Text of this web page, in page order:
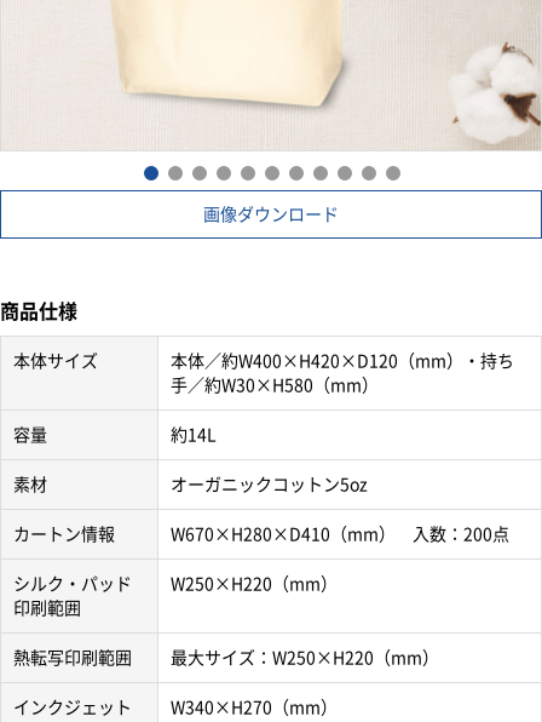
画像ダウンロード
商品仕様
本体サイズ
本体／約W400×H420×D120（mm）・持ち
手／約W30×H580（mm）
容量 約14L
素材 オーガニックコットン5oz
カートン情報 W670×H280×D410（mm） 入数：200点
シルク・パッド
印刷範囲
W250×H220（mm）
熱転写印刷範囲 最大サイズ：W250×H220（mm）
インクジェット
W340×H270（mm）